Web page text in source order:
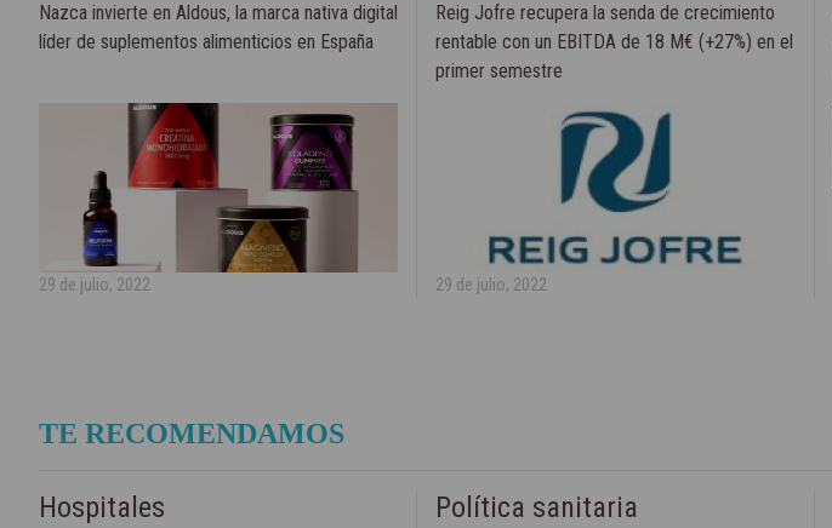
Nazca invierte en Aldous, la marca nativa digital
líder de suplementos alimenticios en España
29 de julio, 2022
Reig Jofre recupera la senda de crecimiento
rentable con un EBITDA de 18 M€ (+27%) en el
primer semestre
29 de julio, 2022
TE RECOMENDAMOS
Hospitales Política sanitaria